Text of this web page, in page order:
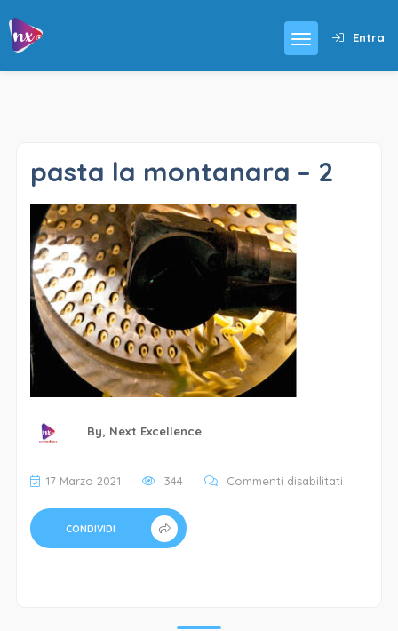
Entra
pasta la montanara – 2
By, Next Excellence
17 Marzo 2021 344 Commenti disabilitatisu
CONDIVIDI